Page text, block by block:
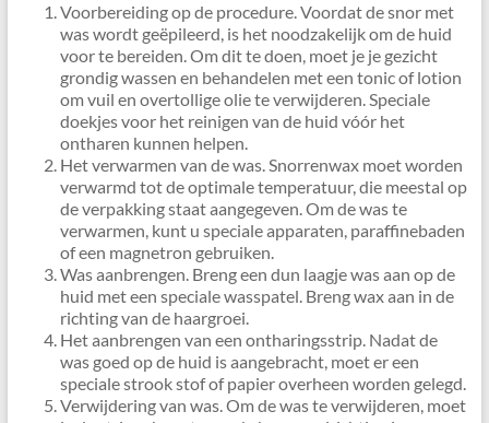
Voorbereiding op de procedure. Voordat de snor met
was wordt geëpileerd, is het noodzakelijk om de huid
voor te bereiden. Om dit te doen, moet je je gezicht
grondig wassen en behandelen met een tonic of lotion
om vuil en overtollige olie te verwijderen. Speciale
doekjes voor het reinigen van de huid vóór het
ontharen kunnen helpen.
Het verwarmen van de was. Snorrenwax moet worden
verwarmd tot de optimale temperatuur, die meestal op
de verpakking staat aangegeven. Om de was te
verwarmen, kunt u speciale apparaten, paraffinebaden
of een magnetron gebruiken.
Was aanbrengen. Breng een dun laagje was aan op de
huid met een speciale wasspatel. Breng wax aan in de
richting van de haargroei.
Het aanbrengen van een ontharingsstrip. Nadat de
was goed op de huid is aangebracht, moet er een
speciale strook stof of papier overheen worden gelegd.
Verwijdering van was. Om de was te verwijderen, moet